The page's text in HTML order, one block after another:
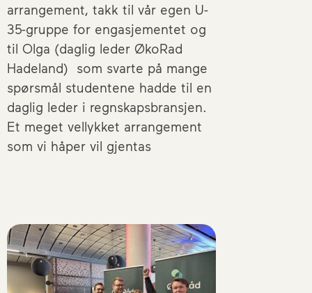
arrangement, takk til vår egen U-
35-gruppe for engasjementet og
til Olga (daglig leder ØkoRad
Hadeland) som svarte på mange
spørsmål studentene hadde til en
daglig leder i regnskapsbransjen.
Et meget vellykket arrangement
som vi håper vil gjentas